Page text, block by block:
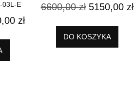
03L-E
zł
6600,00zł 5150,00 zł
DO KOSZYKA